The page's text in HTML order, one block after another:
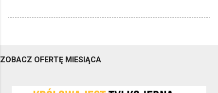
ZOBACZ OFERTĘ MIESIĄCA